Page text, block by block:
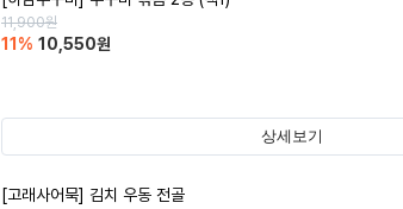
11,900원
11 % 10,550원
상세보기
[고래사어묵] 김치 우동 전골